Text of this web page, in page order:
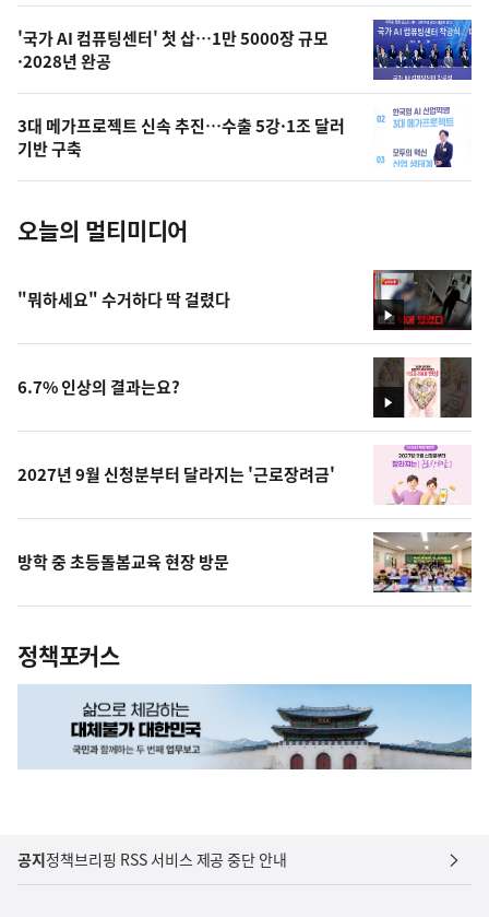
오
늘
의
사
진
'국가 AI 컴퓨팅센터' 첫 삽…1만 5000장 규모
·2028년 완공
3대 메가프로젝트 신속 추진…수출 5강·1조 달러
기반 구축
오늘의 멀티미디어
영
상
"뭐하세요" 수거하다 딱 걸렸다
영
상
6.7% 인상의 결과는요?
2027년 9월 신청분부터 달라지는 '근로장려금'
방학 중 초등돌봄교육 현장 방문
정책포커스
공지정책브리핑 RSS 서비스 제공 중단 안내